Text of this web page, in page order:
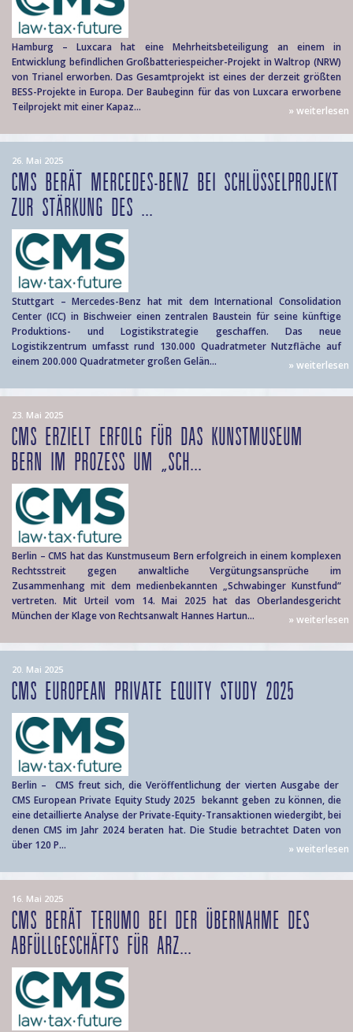
Hamburg – Luxcara hat eine Mehrheitsbeteiligung an einem in
Entwicklung befindlichen Großbatteriespeicher-Projekt in Waltrop (NRW)
von Trianel erworben. Das Gesamtprojekt ist eines der derzeit größten
BESS-Projekte in Europa. Der Baubeginn für das von Luxcara erworbene
Teilprojekt mit einer Kapaz...
» weiterlesen
26. Mai 2025
CMS BERÄT MERCEDES-BENZ BEI SCHLÜSSELPROJEKT
ZUR STÄRKUNG DES ...
Stuttgart – Mercedes-Benz hat mit dem International Consolidation
Center (ICC) in Bischweier einen zentralen Baustein für seine künftige
Produktions- und Logistikstrategie geschaffen. Das neue
Logistikzentrum umfasst rund 130.000 Quadratmeter Nutzfläche auf
einem 200.000 Quadratmeter großen Gelän...
» weiterlesen
23. Mai 2025
CMS ERZIELT ERFOLG FÜR DAS KUNSTMUSEUM
BERN IM PROZESS UM „SCH...
Berlin – CMS hat das Kunstmuseum Bern erfolgreich in einem komplexen
Rechtsstreit gegen anwaltliche Vergütungsansprüche im
Zusammenhang mit dem medienbekannten „Schwabinger Kunstfund“
vertreten. Mit Urteil vom 14. Mai 2025 hat das Oberlandesgericht
München der Klage von Rechtsanwalt Hannes Hartun...
» weiterlesen
20. Mai 2025
CMS EUROPEAN PRIVATE EQUITY STUDY 2025
Berlin – CMS freut sich, die Veröffentlichung der vierten Ausgabe der
CMS European Private Equity Study 2025 bekannt geben zu können, die
eine detaillierte Analyse der Private-Equity-Transaktionen wiedergibt, bei
denen CMS im Jahr 2024 beraten hat. Die Studie betrachtet Daten von
über 120 P...
» weiterlesen
16. Mai 2025
CMS BERÄT TERUMO BEI DER ÜBERNAHME DES
ABFÜLLGESCHÄFTS FÜR ARZ...